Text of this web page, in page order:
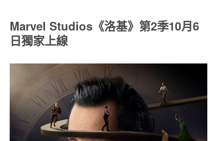
Marvel Studios《洛基》第2季10月6
日獨家上線